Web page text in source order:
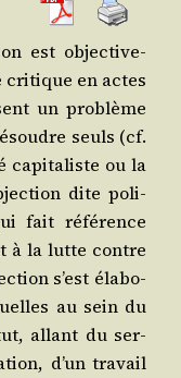
est objec­ti­ve­
cri­tique en actes
un pro­blème
seuls (cf.
capi­ta­liste ou la
dite poli­
fait réfé­rence
à la lutte contre
s’est éla­bo­
au sein du
allant du ser­
d’un tra­vail